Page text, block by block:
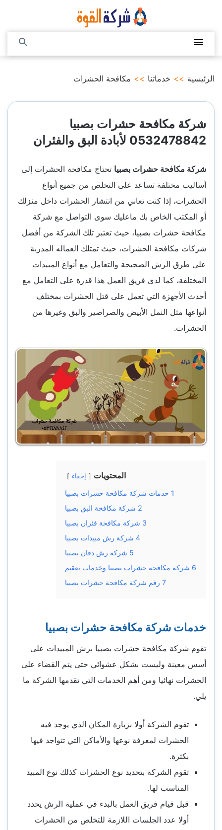
المحتوى
الرئيسية >> خدماتنا >> مكافحة الحشرات
شركة مكافحة حشرات بصبيا
0532478842 لأبادة البق والفئران
شركة مكافحة حشرات بصبيا تحتاج مكافحة الحشرات إلى
أساليب مختلفة تساعد على التخلص من جميع أنواع
الحشرات، إذا كنت تعاني من انتشار الحشرات داخل منزلك
أو المكتب الخاص بك ماعليك سوى التواصل مع شركة
مكافحة حشرات بصبيا، حيث تعتبر تلك الشركة من أفضل
شركات مكافحة الحشرات، حيث تمتلك العماله المدربة
على طرق الرش الصحيحة والتعامل مع أنواع المبيدات
المختلفة، كما لدى فريق العمل هذا قدرة على التعامل مع
أحدث الأجهزة التي تعمل على قتل الحشرات بمختلف
أنواعها مثل النمل الأبيض والصراصير والبق وغيرها من
الحشرات.
المحتويات إخفاء
1 خدمات شركة مكافحة حشرات بصبيا
2 شركة مكافحة البق بصبيا
3 شركة مكافحة فئران بصبيا
4 شركة رش مبيدات بصبيا
5 شركة رش دفان بصبيا
6 شركة مكافحة حشرات بصبيا وخدمات تعقيم
7 رقم شركة مكافحة حشرات بصبيا
خدمات شركة مكافحة حشرات بصبيا
تقوم شركة مكافحة حشرات بصبيا برش المبيدات على
أسس معينة وليست بشكل عشوائي حتى يتم القضاء على
الحشرات نهائيا ومن أهم الخدمات التي تقدمها الشركة ما
يلي.
تقوم الشركة أولا بزيارة المكان الذي يوجد فيه
الحشرات لمعرفة نوعها والأماكن التي تتواجد فيها
بكثرة.
تقوم الشركة بتحديد نوع الحشرات كذلك نوع المبيد
المناسب لها.
قبل قيام فريق العمل بالبدء في عملية الرش يحدد
أولا عدد الجلسات اللازمة للتخلص من الحشرات